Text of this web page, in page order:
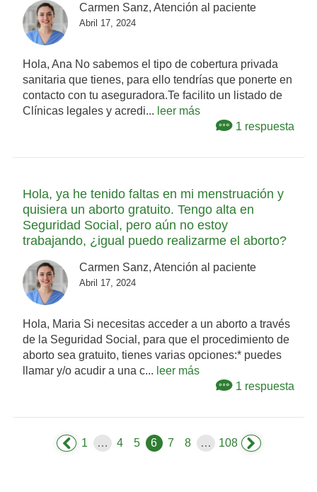
Carmen Sanz, Atención al paciente
Abril 17, 2024
Hola, Ana No sabemos el tipo de cobertura privada
sanitaria que tienes, para ello tendrías que ponerte en
contacto con tu aseguradora.Te facilito un listado de
Clínicas legales y acredi... leer más
1 respuesta
Hola, ya he tenido faltas en mi menstruación y
quisiera un aborto gratuito. Tengo alta en
Seguridad Social, pero aún no estoy
trabajando, ¿igual puedo realizarme el aborto?
Carmen Sanz, Atención al paciente
Abril 17, 2024
Hola, Maria Si necesitas acceder a un aborto a través
de la Seguridad Social, para que el procedimiento de
aborto sea gratuito, tienes varias opciones:* puedes
llamar y/o acudir a una c... leer más
1 respuesta
1 … 4 5 6 7 8 … 108